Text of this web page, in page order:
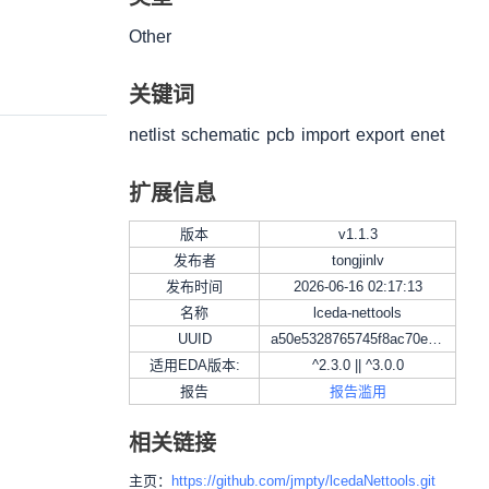
Other
关键词
netlist schematic pcb import export enet
扩展信息
版本 v1.1.3
发布者
tongjinlv
发布时间
2026-06-16 02:17:13
名称
lceda-nettools
UUID
a50e5328765745f8ac70ef28fddd946c
适用EDA版本:
^2.3.0 || ^3.0.0
报告
报告滥用
相关链接
主页： https://github.com/jmpty/lcedaNettools.git